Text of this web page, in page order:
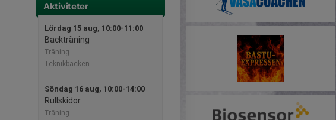
Aktiviteter
Lördag 15 aug, 10:00-11:00
Backträning
Träning
Teknikbacken
Söndag 16 aug, 10:00-14:00
Rullskidor
Träning